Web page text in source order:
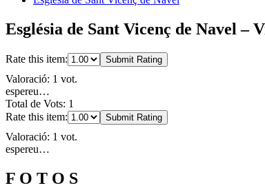
Església de Sant Vicenç de Navel –
Rate this item: Submit Rating
Valoració: 1 vot.
espereu…
Total de Vots: 1
Rate this item:
Submit Rating
Valoració: 1 vot.
espereu…
F O T O S